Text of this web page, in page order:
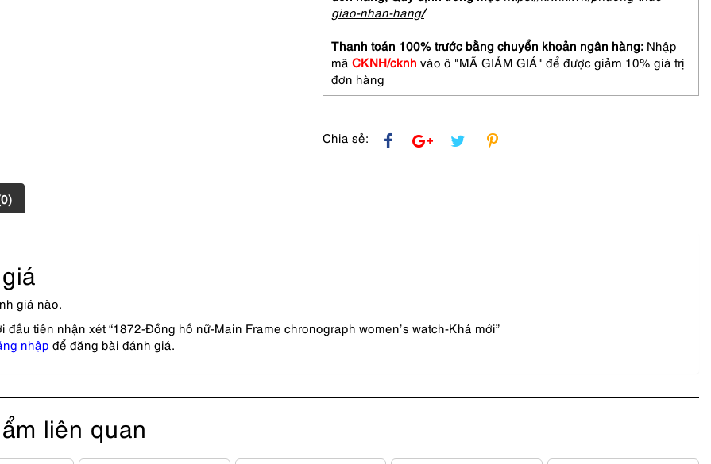
chronograph
women's
watch-
Khá
mới
số
giao-nhan-hang/
Thanh toán 100% trước bằng chuyển khoản ngân hàng: Nhập
mã CKNH/cknh vào ô "MÃ GIẢM GIÁ" để được giảm 10% giá trị
đơn hàng
Chia sẻ:
giá nào.
đầu tiên nhận xét “1872-Đồng hồ nữ-Main Frame chronograph women’s watch-Khá mới”
nhập để đăng bài đánh giá.
liên quan